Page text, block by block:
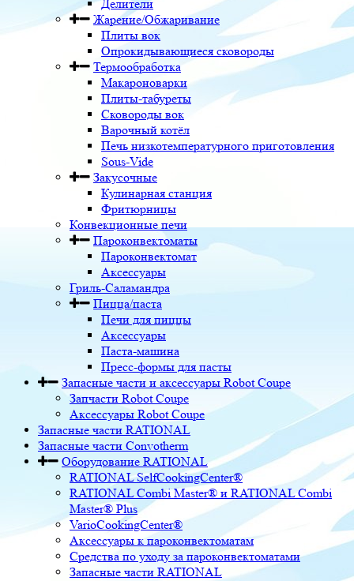
Делители
Жарение/Обжаривание
Плиты вок
Опрокидывающиеся сковороды
Термообработка
Макароноварки
Плиты-табуреты
Сковороды вок
Варочный котёл
Печь низкотемпературного приготовления
Sous-Vide
Закусочные
Кулинарная станция
Фритюрницы
Конвекционные печи
Пароконвектоматы
Пароконвектомат
Аксессуары
Гриль-Саламандра
Пицца/паста
Печи для пиццы
Аксессуары
Паста-машина
Пресс-формы для пасты
Запасные части и аксессуары Robot Coupe
Запчасти Robot Coupe
Аксессуары Robot Coupe
Запасные части RATIONAL
Запасные части Convotherm
Оборудование RATIONAL
RATIONAL SelfCookingCenter®
RATIONAL Combi Master® и RATIONAL Combi
Master® Plus
VarioCookingCenter®
Аксессуары к пароконвектоматам
Средства по уходу за пароконвектоматами
Запасные части RATIONAL